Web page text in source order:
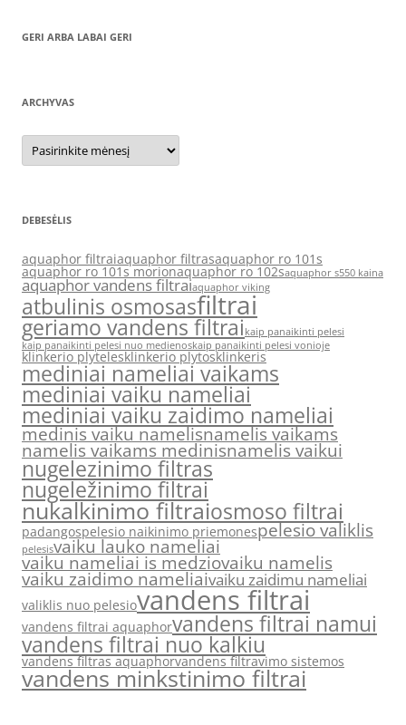
GERI ARBA LABAI GERI
ARCHYVAS
Archyvas
DEBESĖLIS
aquaphor filtraiaquaphor filtrasaquaphor ro 101s
aquaphor ro 101s morionaquaphor ro 102saquaphor s550 kaina
aquaphor vandens filtraiaquaphor viking
atbulinis osmosasfiltrai
geriamo vandens filtraikaip panaikinti pelesi
kaip panaikinti pelesi nuo medienoskaip panaikinti pelesi vonioje
klinkerio plytelesklinkerio plytosklinkeris
mediniai nameliai vaikams
mediniai vaiku nameliai
mediniai vaiku zaidimo nameliai
medinis vaiku namelisnamelis vaikams
namelis vaikams medinisnamelis vaikui
nugelezinimo filtras
nugeležinimo filtrai
nukalkinimo filtraiosmoso filtrai
padangospelesio naikinimo priemonespelesio valiklis
pelesisvaiku lauko nameliai
vaiku nameliai is medziovaiku namelis
vaiku zaidimo nameliaivaiku zaidimu nameliai
valiklis nuo pelesiovandens filtrai
vandens filtrai aquaphorvandens filtrai namui
vandens filtrai nuo kalkiu
vandens filtras aquaphorvandens filtravimo sistemos
vandens minkstinimo filtrai